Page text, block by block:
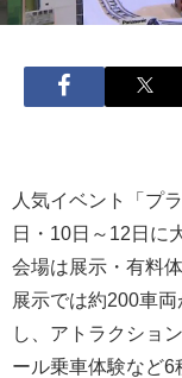
人気イベント「プ
日・10日～12日に
会場は展示・有料
展示では約200車
し、アトラクショ
ール乗車体験など